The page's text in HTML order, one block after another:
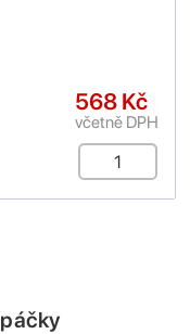
568 Kč
včetně DPH